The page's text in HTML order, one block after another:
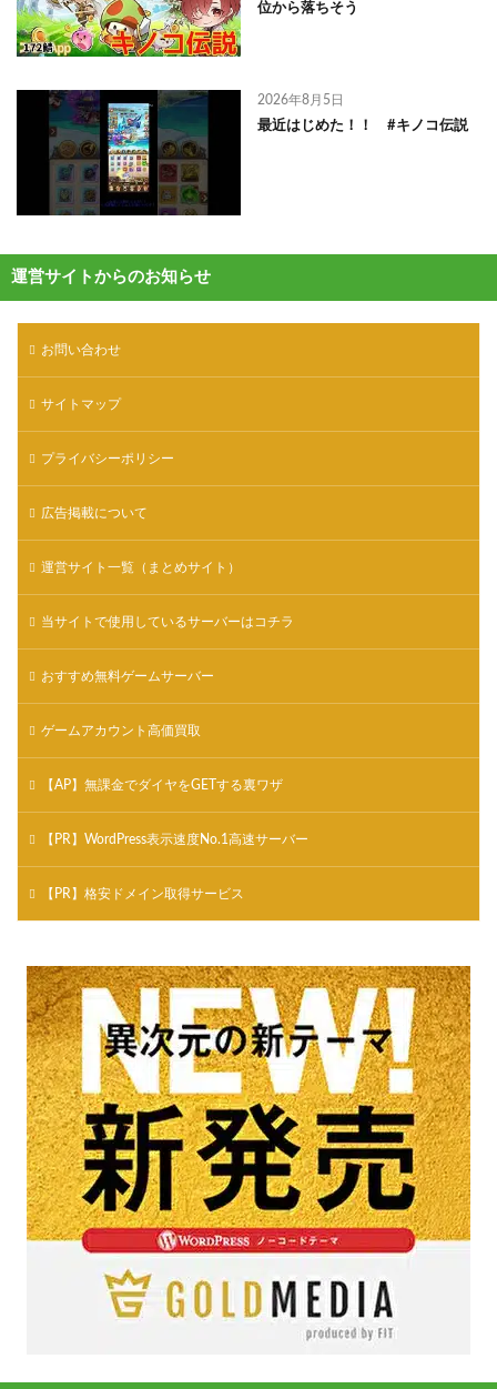
位から落ちそう
2026年8月5日
最近はじめた！！ #キノコ伝説
運営サイトからのお知らせ
お問い合わせ
サイトマップ
プライバシーポリシー
広告掲載について
運営サイト一覧（まとめサイト）
当サイトで使用しているサーバーはコチラ
おすすめ無料ゲームサーバー
ゲームアカウント高価買取
【AP】無課金でダイヤをGETする裏ワザ
【PR】WordPress表示速度No.1高速サーバー
【PR】格安ドメイン取得サービス